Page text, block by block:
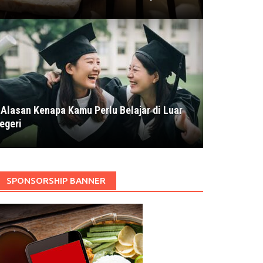
Kenapa Kamu Perlu Belajar di Luar
SPONSORSHIP BANNER